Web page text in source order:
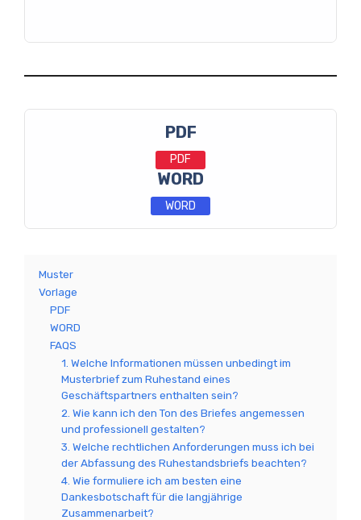
PDF
PDF
WORD
WORD
Muster
Vorlage
PDF
WORD
FAQS
1. Welche Informationen müssen unbedingt im
Musterbrief zum Ruhestand eines
Geschäftspartners enthalten sein?
2. Wie kann ich den Ton des Briefes angemessen
und professionell gestalten?
3. Welche rechtlichen Anforderungen muss ich bei
der Abfassung des Ruhestandsbriefs beachten?
4. Wie formuliere ich am besten eine
Dankesbotschaft für die langjährige
Zusammenarbeit?